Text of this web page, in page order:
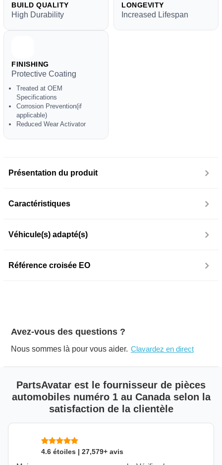
BUILD QUALITY
High Durability
LONGEVITY
Increased Lifespan
FINISHING
Protective Coating
Treated at OEM
Specifications
Corrosion Prevention(if
applicable)
Reduced Wear Activator
Présentation du produit
Caractéristiques
Véhicule(s) adapté(s)
Référence croisée EO
Avez-vous des questions ?
Nous sommes là pour vous aider. Clavardez en direct
PartsAvatar est le fournisseur de pièces
automobiles numéro 1 au Canada selon la
satisfaction de la clientèle
4.6 étoiles | 27,579+ avis